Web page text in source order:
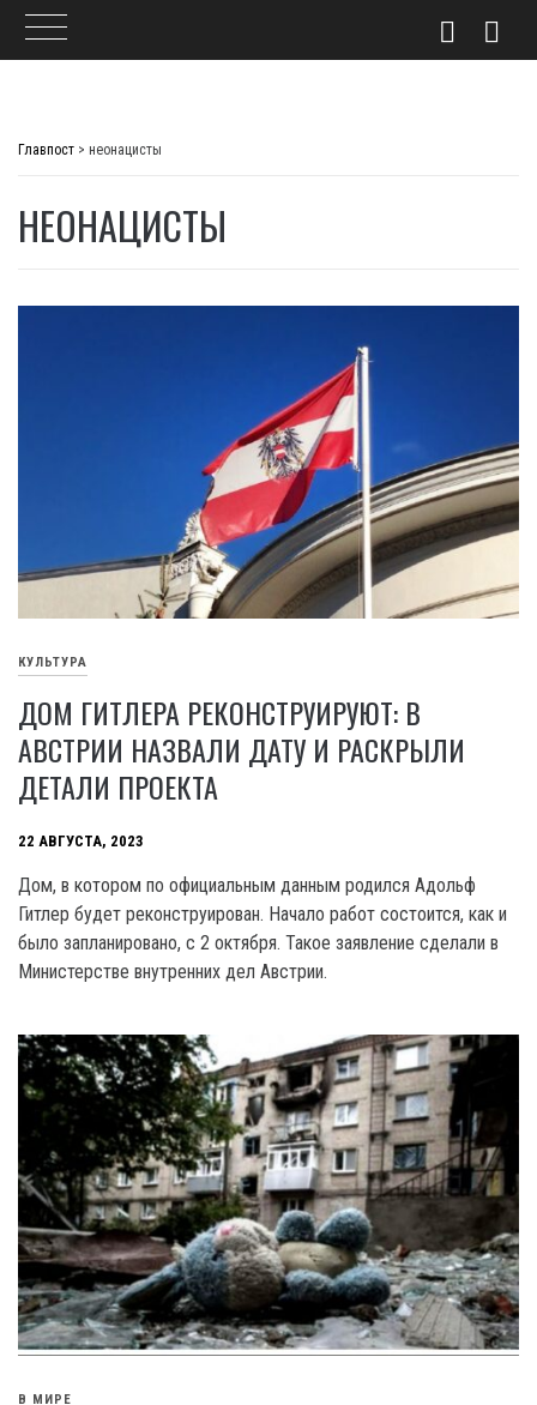
Главпост > неонацисты
НЕОНАЦИСТЫ
КУЛЬТУРА
ДОМ ГИТЛЕРА РЕКОНСТРУИРУЮТ: В
АВСТРИИ НАЗВАЛИ ДАТУ И РАСКРЫЛИ
ДЕТАЛИ ПРОЕКТА
22 АВГУСТА, 2023
Дом, в котором по официальным данным родился Адольф
Гитлер будет реконструирован. Начало работ состоится, как и
было запланировано, с 2 октября. Такое заявление сделали в
Министерстве внутренних дел Австрии.
В МИРЕ